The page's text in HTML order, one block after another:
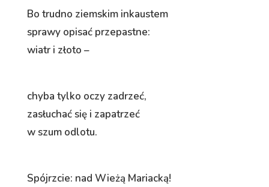
Bo trudno ziemskim inkaustem
sprawy opisać przepastne:
wiatr i złoto –
chyba tylko oczy zadrzeć,
zasłuchać się i zapatrzeć
w szum odlotu.
Spójrzcie: nad Wieżą Mariacką!